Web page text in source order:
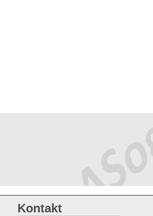
Kontakt